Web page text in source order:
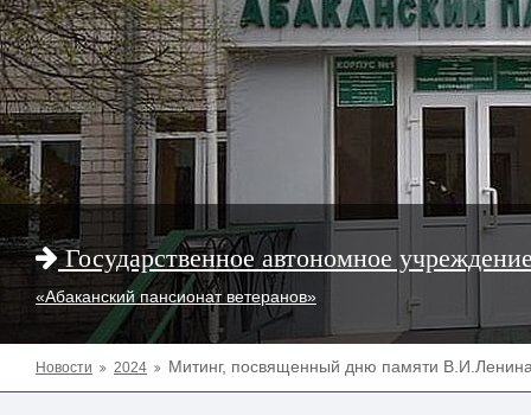
Государственное автономное
«Абаканский пансионат ветеранов»
Новости 2024 Митинг, посвященный дню памяти